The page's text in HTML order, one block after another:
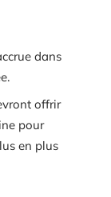
dans
offrir
pour
en plus